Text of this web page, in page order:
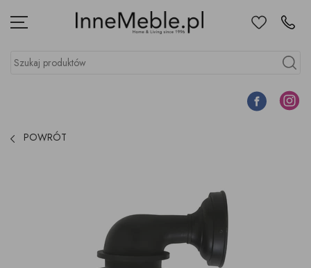
Menu UlubioneKontakt
Szukaj produktów
Szukaj
Facebook
POWRÓT